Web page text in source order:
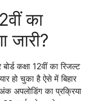
का
जारी?
कक्षा 12वीं का रिजल्ट
हो चुका है ऐसे में बिहार
अंक अपलोडिंग का प्रक्रिया